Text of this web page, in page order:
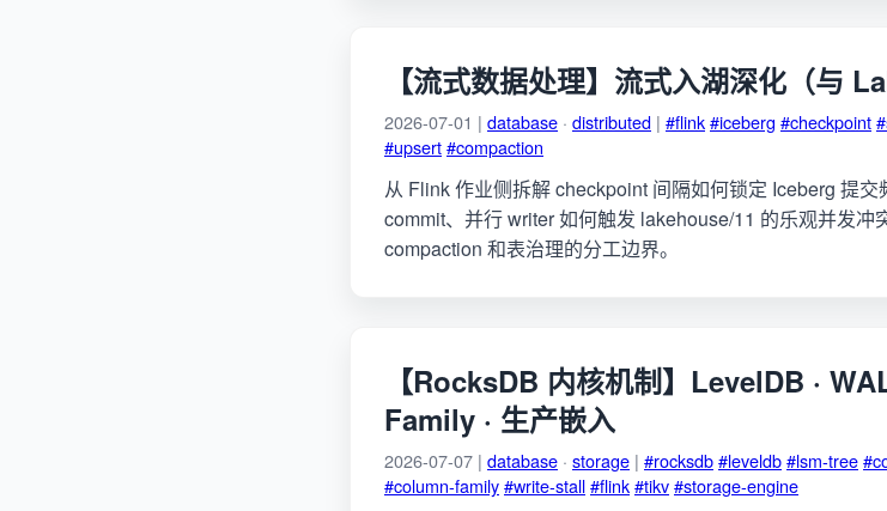
【流式数据处理】流式入湖深化（与
2026-07-01 | database · distributed | #flink#iceberg #checkpoint
#upsert#compaction
从 Flink 作业侧拆解 checkpoint 间隔如何锁定 Iceberg 提
commit、并行 writer 如何触发 lakehouse/11 的乐观并发冲
compaction 和表治理的分工边界。
【RocksDB 内核机制】LevelDB ·
Family · 生产嵌入
2026-07-07 | database · storage | #rocksdb#leveldb#lsm-tree
#column-family#write-stall#flink#tikv#storage-engine